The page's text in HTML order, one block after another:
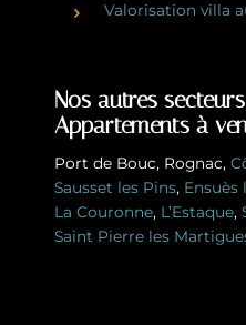
Valorisation villa
Nos autres
Appartements à
Port de Bouc, Rognac,
Sausset les Pins, Ensuès
La Couronne, L’Estaque,
Saint Pierre les